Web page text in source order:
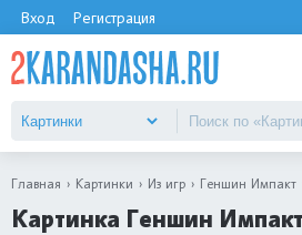
Вход Регистрация
Главная Картинки Из игр Геншин Импакт
Картинка Геншин